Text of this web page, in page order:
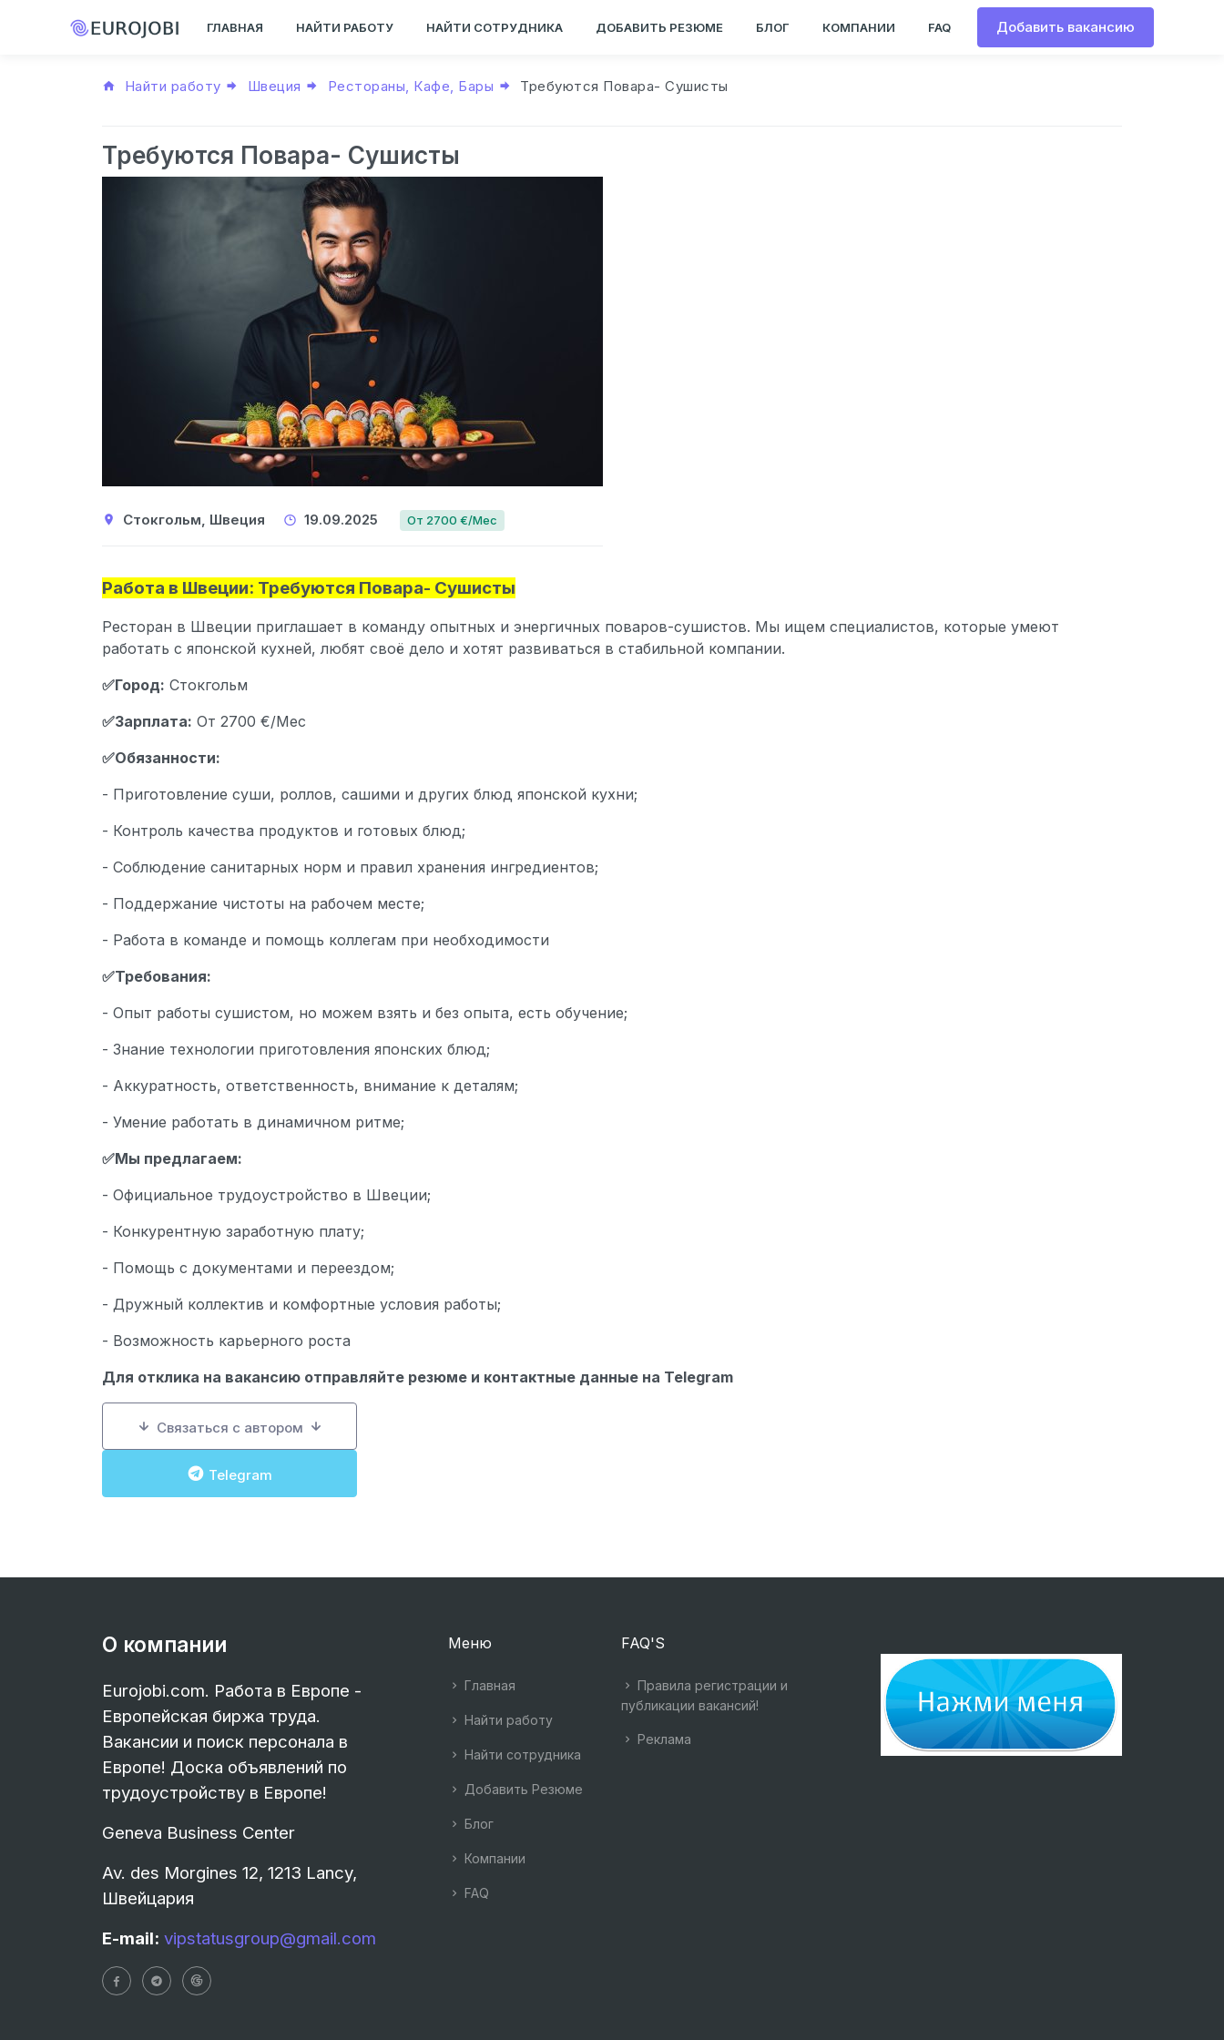
ГЛАВНАЯ НАЙТИ РАБОТУ НАЙТИ СОТРУДНИКА ДОБАВИТЬ РЕЗЮМЕ БЛОГ КОМПАНИИ FAQ Добавить вакансию
Найти работу Швеция Рестораны, Кафе, Бары Требуются Повара- Сушисты
Требуются Повара- Сушисты
Стокгольм, Швеция 19.09.2025 От 2700 €/Мес
Работа в Швеции: Требуются Повара- Сушисты
Ресторан в Швеции приглашает в команду опытных и энергичных поваров-сушистов. Мы ищем специалистов, которые умеют
работать с японской кухней, любят своё дело и хотят развиваться в стабильной компании.
✅Город: Стокгольм
✅Зарплата: От 2700 €/Мес
✅Обязанности:
- Приготовление суши, роллов, сашими и других блюд японской кухни;
- Контроль качества продуктов и готовых блюд;
- Соблюдение санитарных норм и правил хранения ингредиентов;
- Поддержание чистоты на рабочем месте;
- Работа в команде и помощь коллегам при необходимости
✅Требования:
- Опыт работы сушистом, но можем взять и без опыта, есть обучение;
- Знание технологии приготовления японских блюд;
- Аккуратность, ответственность, внимание к деталям;
- Умение работать в динамичном ритме;
✅Мы предлагаем:
- Официальное трудоустройство в Швеции;
- Конкурентную заработную плату;
- Помощь с документами и переездом;
- Дружный коллектив и комфортные условия работы;
- Возможность карьерного роста
Для отклика на вакансию отправляйте резюме и контактные данные на Telegram
Связаться с автором
Telegram
О компании
Eurojobi.com. Работа в Европе -
Европейская биржа труда.
Вакансии и поиск персонала в
Европе! Доска объявлений по
трудоустройству в Европе!
Geneva Business Center
Av. des Morgines 12, 1213 Lancy,
Швейцария
E-mail: vipstatusgroup@gmail.com
Меню
Главная
Найти работу
Найти сотрудника
Добавить Резюме
Блог
Компании
FAQ
FAQ'S
Правила регистрации и
публикации вакансий!
Реклама